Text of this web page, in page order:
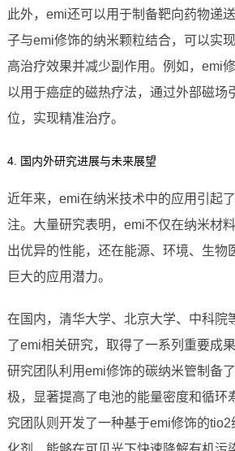
此外，emi还可以用于制备靶向药物递
子与emi修饰的纳米颗粒结合，可以实
高治疗效果并减少副作用。例如，emi
以用于癌症的磁热疗法，通过外部磁场
位，实现精准治疗。
4. 国内外研究进展与未来展望
近年来，emi在纳米技术中的应用引起
注。大量研究表明，emi不仅在纳米材
出优异的性能，还在能源、环境、生物
巨大的应用潜力。
在国内，清华大学、北京大学、中科院
了emi相关研究，取得了一系列重要成
研究团队利用emi修饰的碳纳米管制备
极，显著提高了电池的能量密度和循环
究团队则开发了一种基于emi修饰的